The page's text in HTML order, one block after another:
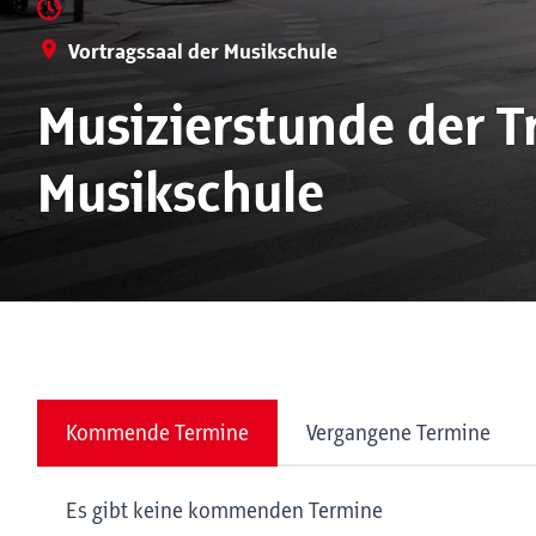
Vortragssaal der Musikschule
Musizierstunde der
Musikschule
Kommende Termine Vergangene Termine
Es gibt keine kommenden Termine